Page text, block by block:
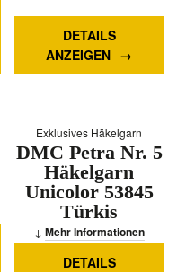
DETAILS
ANZEIGEN
Exklusives Häkelgarn
DMC Petra Nr. 5
Häkelgarn
Unicolor 53845
Türkis
DETAILS
Mehr Informationen